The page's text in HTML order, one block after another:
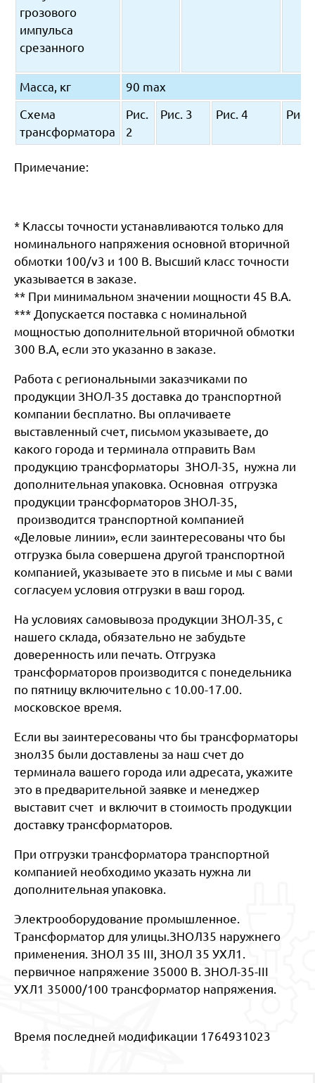
грозового
импульса
срезанного
Масса, кг 90 max
Схема
трансформатора
Рис.
2
Рис. 3 Рис. 4 Рис.
Примечание:
* Классы точности устанавливаются только для
номинального напряжения основной вторичной
обмотки 100/v3 и 100 В. Высший класс точности
указывается в заказе.
** При минимальном значении мощности 45 В.А.
*** Допускается поставка с номинальной
мощностью дополнительной вторичной обмотки
300 В.А, если это указанно в заказе.
Работа с региональными заказчиками по
продукции ЗНОЛ-35 доставка до транспортной
компании бесплатно. Вы оплачиваете
выставленный счет, письмом указываете, до
какого города и терминала отправить Вам
продукцию трансформаторы ЗНОЛ-35, нужна ли
дополнительная упаковка. Основная отгрузка
продукции трансформаторов ЗНОЛ-35,
производится транспортной компанией
«Деловые линии», если заинтересованы что бы
отгрузка была совершена другой транспортной
компанией, указываете это в письме и мы с вами
согласуем условия отгрузки в ваш город.
На условиях самовывоза продукции ЗНОЛ-35, с
нашего склада, обязательно не забудьте
доверенность или печать. Отгрузка
трансформаторов производится с понедельника
по пятницу включительно с 10.00-17.00.
московское время.
Если вы заинтересованы что бы трансформаторы
знол35 были доставлены за наш счет до
терминала вашего города или адресата, укажите
это в предварительной заявке и менеджер
выставит счет и включит в стоимость продукции
доставку трансформаторов.
При отгрузки трансформатора транспортной
компанией необходимо указать нужна ли
дополнительная упаковка.
Электрооборудование промышленное.
Трансформатор для улицы.ЗНОЛ35 наружнего
применения. ЗНОЛ 35 III, ЗНОЛ 35 УХЛ1.
первичное напряжение 35000 В. ЗНОЛ-35-III
УХЛ1 35000/100 трансформатор напряжения.
Время последней модификации 1764931023